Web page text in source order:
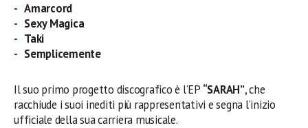
Amarcord
Sexy Magica
Taki
Semplicemente
Il suo primo progetto discografico è l’EP “SARAH”, che
racchiude i suoi inediti più rappresentativi e segna l’inizio
ufficiale della sua carriera musicale.